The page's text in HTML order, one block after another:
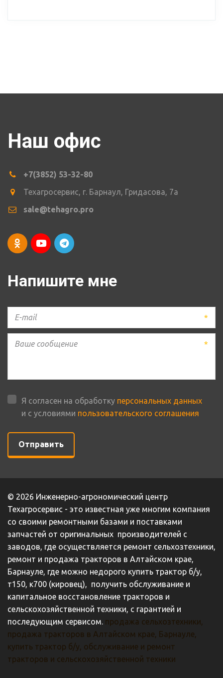
Наш офис
+7(3852) 53-32-80
Техагросервис г. Барнаул Гридасова 7а
sale@tehagro.pro
Напишите мне
*
*
Я согласен на обработку персональных данных
и с условиями пользовательского соглашения
Отправить
© 2026 Инженерно-агрономический центр
Техагросервис - это известная уже многим компания
со своими ремонтными базами и поставками
запчастей от оригинальных  производителей с
заводов, где осуществляется ремонт сельхозтехники,
ремонт и продажа тракторов в Алтайском крае,
Барнауле, где можно недорого купить трактор б/у,
т150, к700 (кировец),  получить обслуживание и
капитальное восстановление тракторов и
сельскохозяйственной техники, с гарантией и
последующим сервисом. продажа сельхозтехники,
продажа тракторов в Алтайском крае, Барнауле,
купить трактор б/у, обслуживание и ремонт
тракторов и сельскохозяйственной техники